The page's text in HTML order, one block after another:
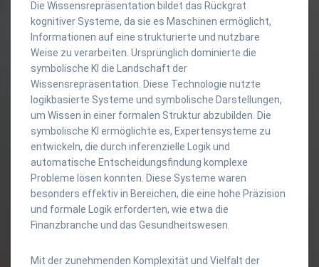
Die Wissensrepräsentation bildet das Rückgrat
kognitiver Systeme, da sie es Maschinen ermöglicht,
Informationen auf eine strukturierte und nutzbare
Weise zu verarbeiten. Ursprünglich dominierte die
symbolische KI die Landschaft der
Wissensrepräsentation. Diese Technologie nutzte
logikbasierte Systeme und symbolische Darstellungen,
um Wissen in einer formalen Struktur abzubilden. Die
symbolische KI ermöglichte es, Expertensysteme zu
entwickeln, die durch inferenzielle Logik und
automatische Entscheidungsfindung komplexe
Probleme lösen konnten. Diese Systeme waren
besonders effektiv in Bereichen, die eine hohe Präzision
und formale Logik erforderten, wie etwa die
Finanzbranche und das Gesundheitswesen.
Mit der zunehmenden Komplexität und Vielfalt der